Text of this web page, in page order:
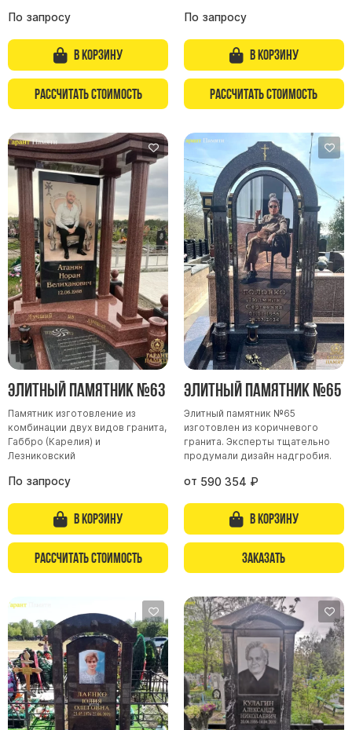
По запросу
В корзину
Рассчитать стоимость
По запросу
В корзину
Рассчитать стоимость
Элитный памятник №63
Памятник изготовление из
комбинации двух видов гранита,
Габбро (Карелия) и
Лезниковский
По запросу
В корзину
Рассчитать стоимость
Элитный памятник №65
Элитный памятник №65
изготовлен из коричневого
гранита. Эксперты тщательно
продумали дизайн надгробия.
от 590 354 ₽
В корзину
Заказать